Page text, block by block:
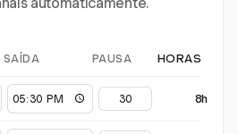
SAÍDA PAUSA HORAS
8h